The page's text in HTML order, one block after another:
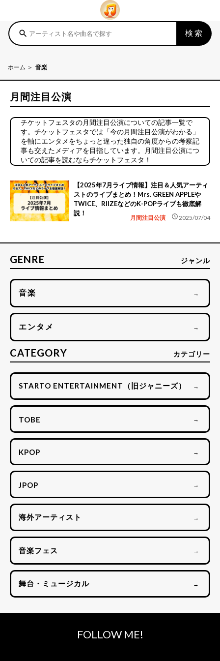
search 検索
ホーム 音楽
月間注目公演
チケットフェスタの月間注目公演についての記事一覧で
す。チケットフェスタでは「今の月間注目公演がわかる」
を軸にエンタメをちょっと違った独自の角度からの考察記
事も交えたメディアを目指しています。月間注目公演につ
いての記事を読むならチケットフェスタ！
【2025年7月ライブ情報】注目＆人気アーティ
ストのライブまとめ！Mrs. GREEN APPLEや
TWICE、RIIZEなどのK-POPライブも徹底解
説！
月間注目公演 schedule2025/07/04
GENRE ジャンル
音楽 →
エンタメ →
CATEGORY カテゴリー
STARTO ENTERTAINMENT（旧ジャニーズ） →
TOBE →
KPOP →
JPOP →
海外アーティスト →
音楽フェス →
舞台・ミュージカル →
FOLLOW ME!